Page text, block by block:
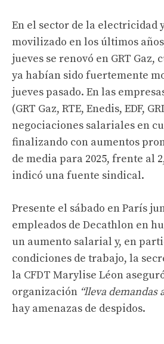
En el sector de la electricidad
movilizado en los últimos
jueves se renovó en GRT Gaz,
ya habían sido fuertemente
jueves pasado. En las
(GRT Gaz, RTE, Enedis, EDF,
negociaciones salariales en
finalizando con aumentos
de media para 2025, frente al
indicó una fuente sindical.
Presente el sábado en París
empleados de Decathlon en
un aumento salarial y, en
condiciones de trabajo, la
la CFDT Marylise Léon
organización “lleva demandas
hay amenazas de despidos.